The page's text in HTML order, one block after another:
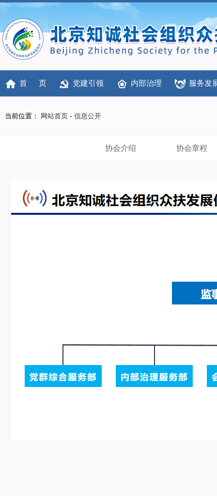
首 页 党建引领 内部治理 服务发
当前位置： 网站首页 - 信息公开
协会介绍 协会章程